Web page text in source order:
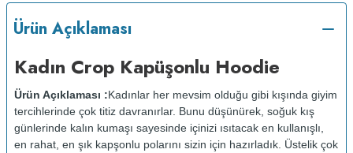
Ürün Açıklaması
Kadın Crop Kapüşonlu Hoodie
Ürün Açıklaması :Kadınlar her mevsim olduğu gibi kışında giyim
tercihlerinde çok titiz davranırlar. Bunu düşünürek, soğuk kış
günlerinde kalın kumaşı sayesinde içinizi ısıtacak en kullanışlı,
en rahat, en şık kapşonlu polarını sizin için hazırladık. Üstelik çok